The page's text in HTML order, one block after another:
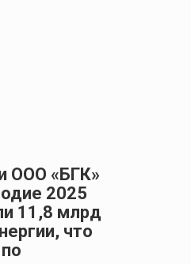
ООО «БГК»
2025
11,8 млрд
что